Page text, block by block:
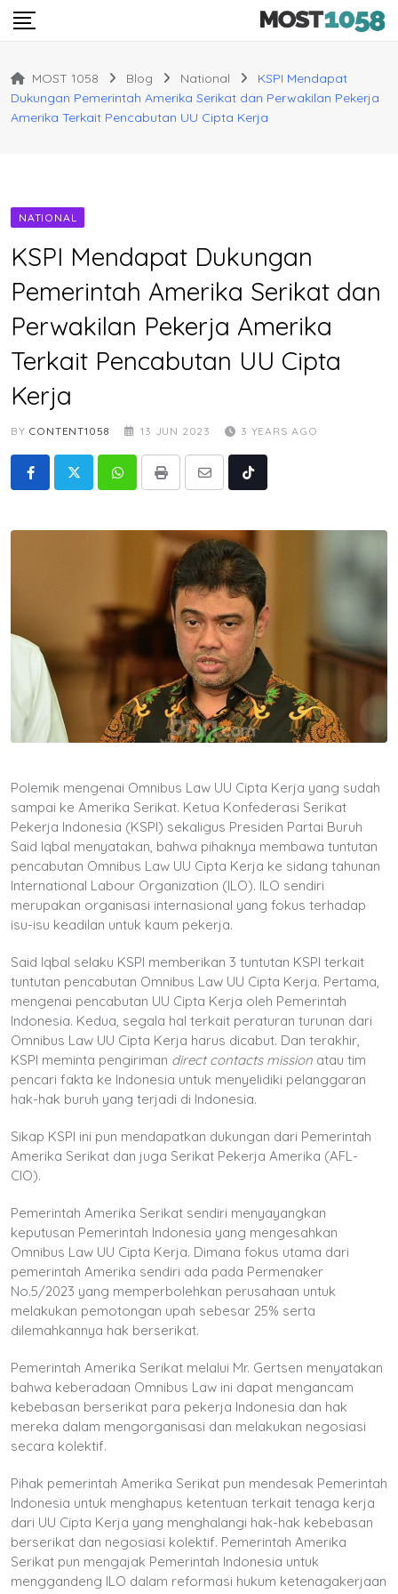
Skip
MOST 1058 Blog National
KSPI Mendapat
Dukungan Pemerintah Amerika Serikat dan Perwakilan Pekerja
Amerika Terkait Pencabutan UU Cipta Kerja
NATIONAL
KSPI Mendapat Dukungan
Pemerintah Amerika Serikat dan
Perwakilan Pekerja Amerika
Terkait Pencabutan UU Cipta
Kerja
BY CONTENT1058 13 JUN 2023 3 YEARS AGO
WhatsappPrint
Share
Tiktok
Polemik mengenai Omnibus Law UU Cipta Kerja yang sudah
sampai ke Amerika Serikat. Ketua Konfederasi Serikat
Pekerja Indonesia (KSPI) sekaligus Presiden Partai Buruh
Said Iqbal menyatakan, bahwa pihaknya membawa tuntutan
pencabutan Omnibus Law UU Cipta Kerja ke sidang tahunan
International Labour Organization (ILO). ILO sendiri
merupakan organisasi internasional yang fokus terhadap
isu-isu keadilan untuk kaum pekerja.
Said Iqbal selaku KSPI memberikan 3 tuntutan KSPI terkait
tuntutan pencabutan Omnibus Law UU Cipta Kerja. Pertama,
mengenai pencabutan UU Cipta Kerja oleh Pemerintah
Indonesia. Kedua, segala hal terkait peraturan turunan dari
Omnibus Law UU Cipta Kerja harus dicabut. Dan terakhir,
KSPI meminta pengiriman direct contacts mission atau tim
pencari fakta ke Indonesia untuk menyelidiki pelanggaran
hak-hak buruh yang terjadi di Indonesia.
Sikap KSPI ini pun mendapatkan dukungan dari Pemerintah
Amerika Serikat dan juga Serikat Pekerja Amerika (AFL-
CIO).
Pemerintah Amerika Serikat sendiri menyayangkan
keputusan Pemerintah Indonesia yang mengesahkan
Omnibus Law UU Cipta Kerja. Dimana fokus utama dari
pemerintah Amerika sendiri ada pada Permenaker
No.5/2023 yang memperbolehkan perusahaan untuk
melakukan pemotongan upah sebesar 25% serta
dilemahkannya hak berserikat.
Pemerintah Amerika Serikat melalui Mr. Gertsen menyatakan
bahwa keberadaan Omnibus Law ini dapat mengancam
kebebasan berserikat para pekerja Indonesia dan hak
mereka dalam mengorganisasi dan melakukan negosiasi
secara kolektif.
Pihak pemerintah Amerika Serikat pun mendesak Pemerintah
Indonesia untuk menghapus ketentuan terkait tenaga kerja
dari UU Cipta Kerja yang menghalangi hak-hak kebebasan
berserikat dan negosiasi kolektif. Pemerintah Amerika
Serikat pun mengajak Pemerintah Indonesia untuk
menggandeng ILO dalam reformasi hukum ketenagakerjaan